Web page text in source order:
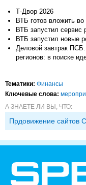
Т-Двор 2026
ВТБ готов вложить
ВТБ запустил сервис
ВТБ запустил новые
Деловой завтрак ПСБ.
регионов: в поиске
Тематики: Финансы
Ключевые слова:
А ЗНАЕТЕ ЛИ ВЫ, ЧТО:
Прдовижение сайтов